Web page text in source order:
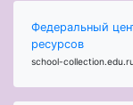
Федеральный
ресурсов
school-